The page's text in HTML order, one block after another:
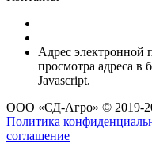
8 (920) 417-17-34
Адрес электронной
просмотра адреса в
ООО «СД-Агро» © 2019-
Политика